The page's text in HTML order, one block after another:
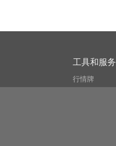
工具和服务
行情牌